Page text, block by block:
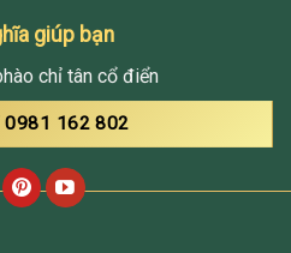
giúp bạn
chỉ tân cổ điển
0981 162 802